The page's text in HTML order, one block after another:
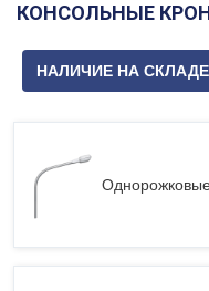
КОНСОЛЬНЫЕ
НАЛИЧИЕ НА СКЛАДЕ